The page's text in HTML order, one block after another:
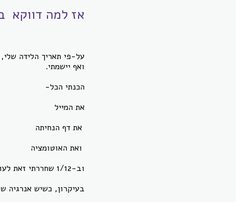
אז למה דווקא
על-פי תאריך הלידה
ואף יישמתי.
הכנתי הכל-
את המייל
את דף הנחיתה
ואת האוטומציה
וב-1/12 שחררתי זאת לעולם.
בעיקרון, כשיש אנרגיה